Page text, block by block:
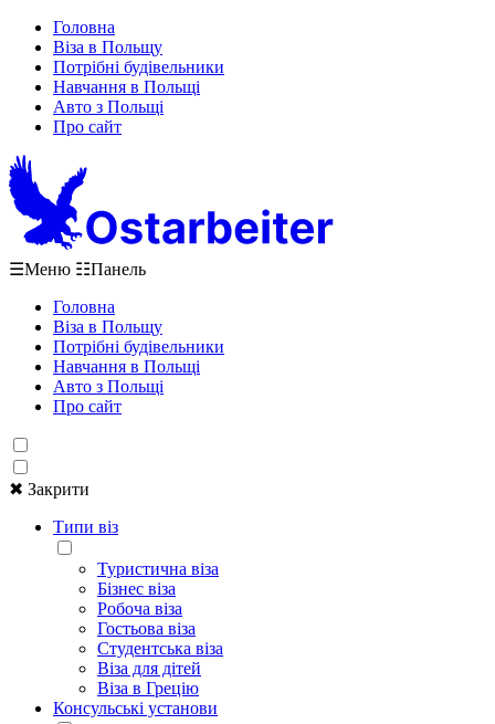
Головна
Віза в Польщу
Потрібні будівельники
Навчання в Польщі
Авто з Польщі
Про сайт
☰Меню ☷Панель
Головна
Віза в Польщу
Потрібні будівельники
Навчання в Польщі
Авто з Польщі
Про сайт
✖ Закрити
Типи віз
Туристична віза
Бізнес віза
Робоча віза
Гостьова віза
Студентська віза
Віза для дітей
Віза в Грецію
Консульські установи